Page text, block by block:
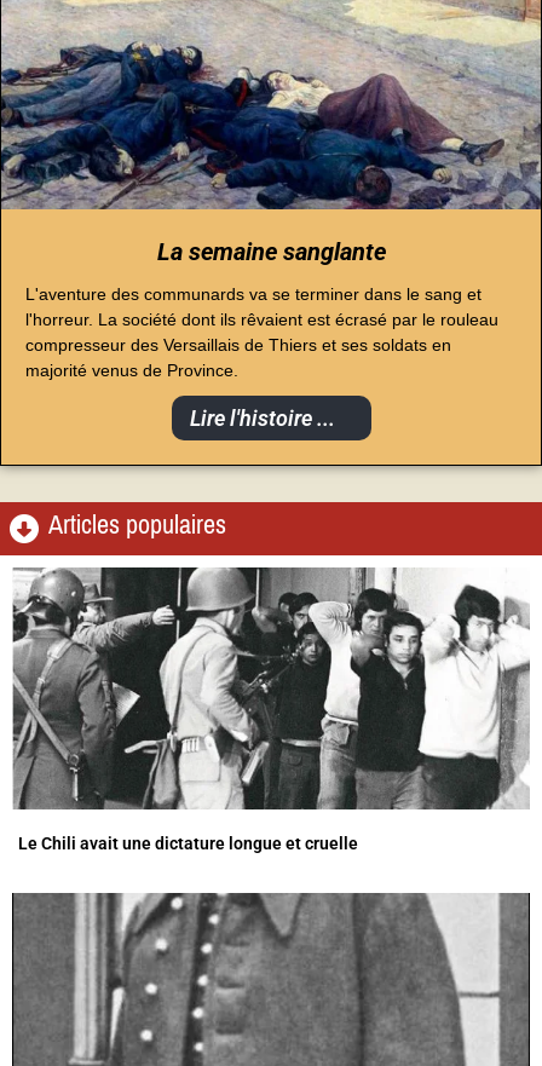
La semaine sanglante
L'aventure des communards va se terminer dans le sang et
l'horreur. La société dont ils rêvaient est écrasé par le rouleau
compresseur des Versaillais de Thiers et ses soldats en
majorité venus de Province.
Lire l'histoire ...
Articles populaires
Le Chili avait une dictature longue et cruelle